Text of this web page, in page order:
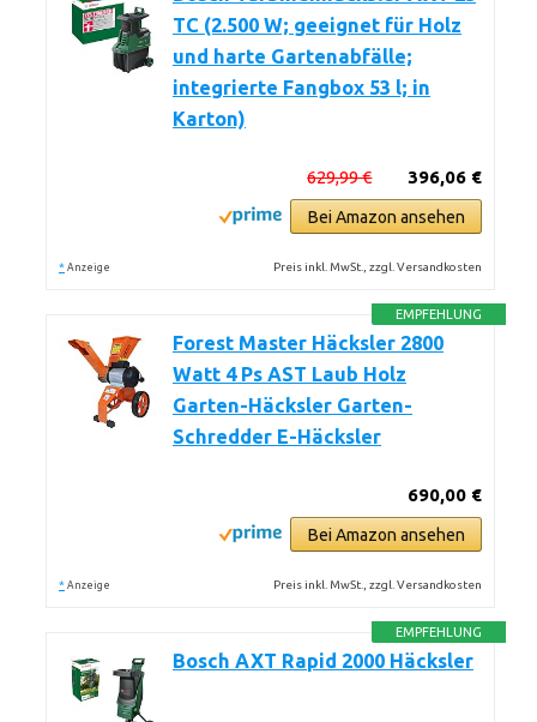
TC (2.500 W; geeignet für Holz
und harte Gartenabfälle;
integrierte Fangbox 53 l; in
Karton)
396,06 €
629,99 €
Bei Amazon ansehen
* Anzeige Preis inkl. MwSt., zzgl. Versandkosten
EMPFEHLUNG
Forest Master Häcksler 2800
Watt 4 Ps AST Laub Holz
Garten-Häcksler Garten-
Schredder E-Häcksler
690,00 €
Bei Amazon ansehen
* Anzeige Preis inkl. MwSt., zzgl. Versandkosten
EMPFEHLUNG
Bosch AXT Rapid 2000 Häcksler